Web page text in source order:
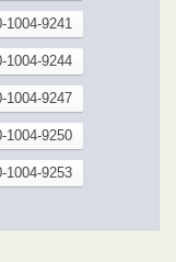
1004-9241
1004-9244
1004-9247
1004-9250
1004-9253